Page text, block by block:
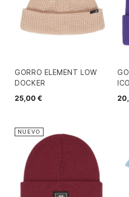
GORRO ELEMENT LOW
DOCKER
25,00 €
NUEVO